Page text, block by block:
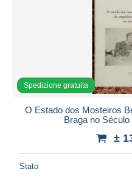
Spedizione gratuita
O Estado dos Mosteiros
Braga no
±
Stato